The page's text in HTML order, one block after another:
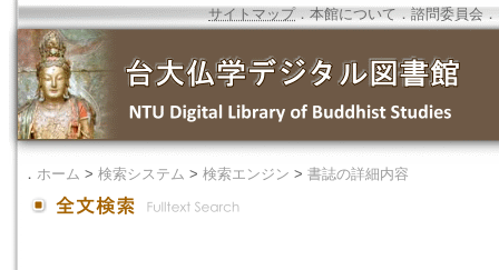
サイトマップ．本館について ． 諮問委員会 ．
． ホーム > 検索システム > 検索エンジン > 書誌の詳細内容